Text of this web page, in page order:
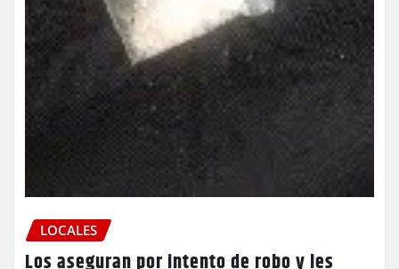
LOCALES
Los aseguran por intento de robo y les